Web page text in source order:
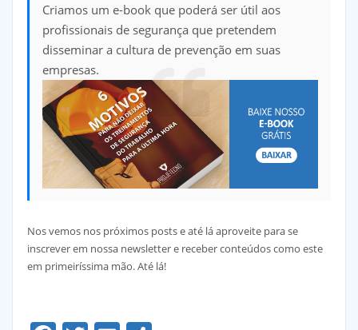
Criamos um e-book que poderá ser útil aos
profissionais de segurança que pretendem
disseminar a cultura de prevenção em suas
empresas.
Nos vemos nos próximos posts e até lá aproveite para se
inscrever em nossa newsletter e receber conteúdos como este
em primeiríssima mão. Até lá!